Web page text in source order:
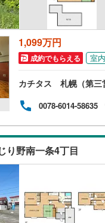
1,099万円
成約でもらえる 室
カチタス 札幌（第三
0078-6014-58635
り野南一条4丁目